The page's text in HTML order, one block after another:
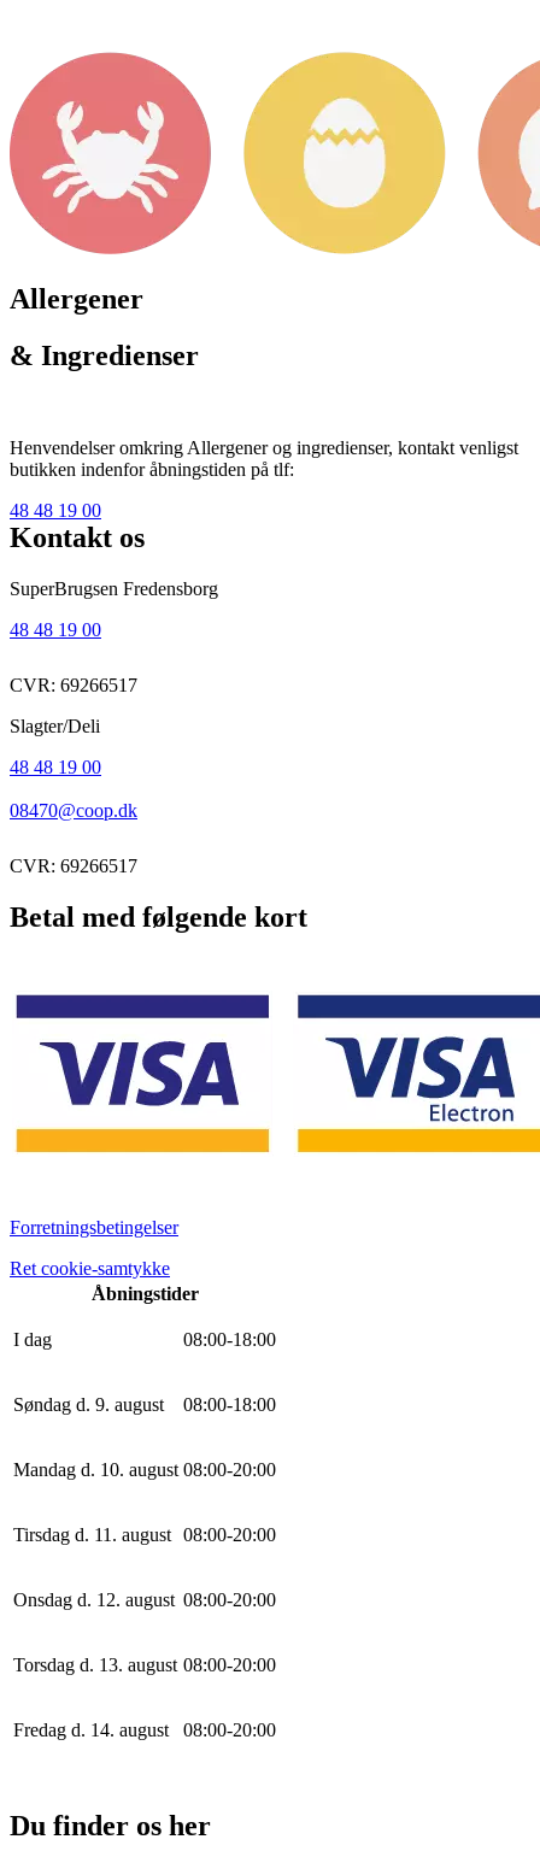
Allergener
& Ingredienser
Henvendelser omkring Allergener og ingredienser, kontakt venligst
butikken indenfor åbningstiden på tlf:
48 48 19 00
Kontakt os
SuperBrugsen Fredensborg
48 48 19 00
CVR: 69266517
Slagter/Deli
48 48 19 00
08470@coop.dk
CVR: 69266517
Betal med følgende kort
Forretningsbetingelser
Ret cookie-samtykke
Åbningstider
I dag 08:00-18:00
Søndag d. 9. august 08:00-18:00
Mandag d. 10. august 08:00-20:00
Tirsdag d. 11. august 08:00-20:00
Onsdag d. 12. august 08:00-20:00
Torsdag d. 13. august 08:00-20:00
Fredag d. 14. august 08:00-20:00
Du finder os her